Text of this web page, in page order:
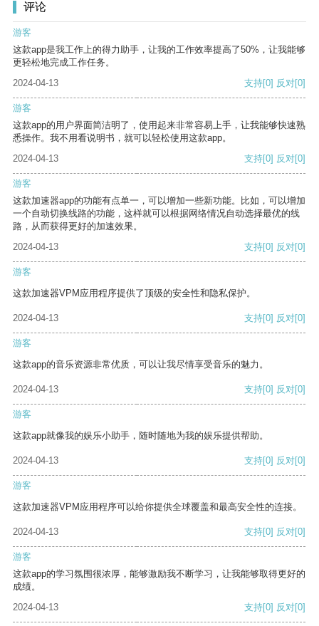
评论
游客
这款app是我工作上的得力助手，让我的工作效率提高了50%，让我能够
更轻松地完成工作任务。
2024-04-13
支持[0] 反对[0]
游客
这款app的用户界面简洁明了，使用起来非常容易上手，让我能够快速熟
悉操作。我不用看说明书，就可以轻松使用这款app。
2024-04-13
支持[0] 反对[0]
游客
这款加速器app的功能有点单一，可以增加一些新功能。比如，可以增加
一个自动切换线路的功能，这样就可以根据网络情况自动选择最优的线
路，从而获得更好的加速效果。
2024-04-13
支持[0] 反对[0]
游客
这款加速器VPM应用程序提供了顶级的安全性和隐私保护。
2024-04-13 支持[0] 反对[0]
游客
这款app的音乐资源非常优质，可以让我尽情享受音乐的魅力。
2024-04-13 支持[0] 反对[0]
游客
这款app就像我的娱乐小助手，随时随地为我的娱乐提供帮助。
2024-04-13 支持[0] 反对[0]
游客
这款加速器VPM应用程序可以给你提供全球覆盖和最高安全性的连接。
2024-04-13 支持[0] 反对[0]
游客
这款app的学习氛围很浓厚，能够激励我不断学习，让我能够取得更好的
成绩。
2024-04-13
支持[0] 反对[0]